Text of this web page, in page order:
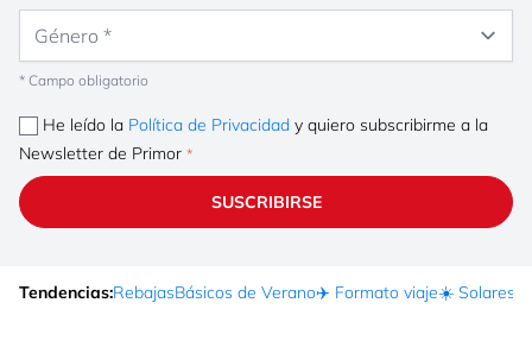
* Campo obligatorio
He leído la Política de Privacidad y quiero subscribirme a la
Newsletter de Primor
SUSCRIBIRSE
Tendencias:RebajasBásicos de Verano✈️ Formato viaje☀️ Solares